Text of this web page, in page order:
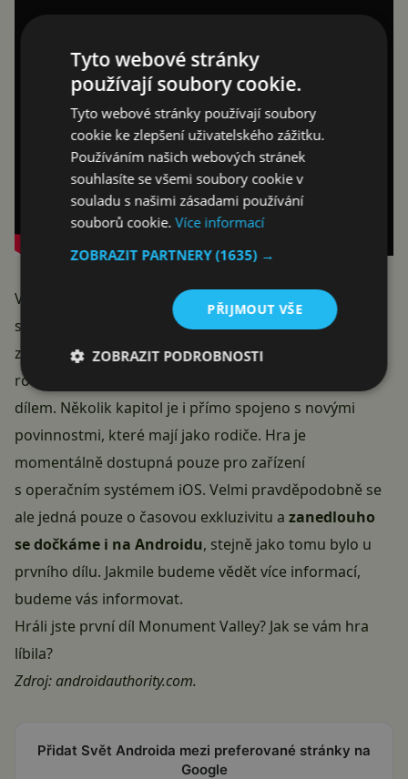
Vývojáři právě na vztahu dítěte k matce a
soběstačnosti hodně staví. Inspirováno je to
z reálného života, kdy se několik vývojářů stalo
rodičem v období mezi prvním a druhým
dílem. Několik kapitol je i přímo spojeno s novými
povinnostmi, které mají jako rodiče. Hra je
momentálně dostupná pouze pro zařízení
s operačním systémem iOS. Velmi pravděpodobně se
ale jedná pouze o časovou exkluzivitu a zanedlouho
se dočkáme i na Androidu, stejně jako tomu bylo u
prvního dílu. Jakmile budeme vědět více informací,
budeme vás informovat.
Hráli jste první díl Monument Valley? Jak se vám hra
líbila?
Zdroj:androidauthority.com.
Přidat Svět Androida mezi preferované stránky na
Google
Tyto webové stránky
používají soubory cookie.
Tyto webové stránky používají soubory
cookie ke zlepšení uživatelského zážitku.
Používáním našich webových stránek
souhlasíte se všemi soubory cookie v
souladu s našimi zásadami používání
souborů cookie.Více informací
ZOBRAZIT PARTNERY(1635) →
PŘIJMOUT VŠE
ZOBRAZIT PODROBNOSTI